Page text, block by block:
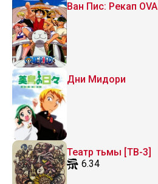
Ван Пис: Рекап OVA
Дни Мидори
Театр тьмы [ТВ-3]
6.34